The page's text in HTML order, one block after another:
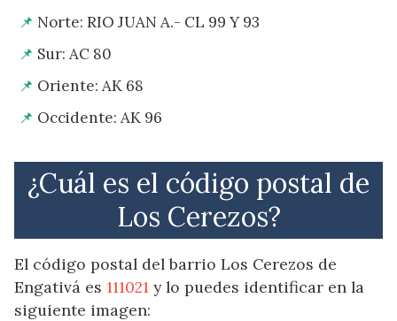
Norte: RIO JUAN A.- CL 99 Y 93
Sur: AC 80
Oriente: AK 68
Occidente: AK 96
¿Cuál es el código postal de
Los Cerezos?
El código postal del barrio Los Cerezos de
Engativá es 111021 y lo puedes identificar en la
siguiente imagen: